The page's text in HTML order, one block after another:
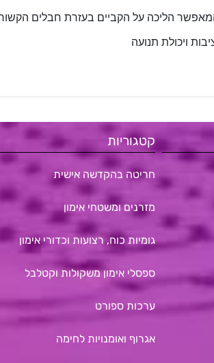
הליכה על הקביים בעזרת חבלים
ויכולת תנועה
קטגוריות
חריטה בהקדשה אישית
מזרנים ומשטחי אימון
גומיות כוח, רצועות וכדורי אימון
ספסלי אימון משקולות וקטלבל
ערכות ספורט
אגרוף ואומנויות לחימה